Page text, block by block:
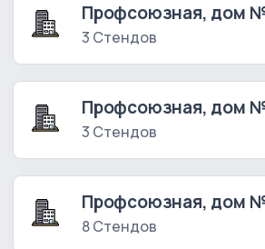
Профсоюзная, дом №
3 Стендов
Профсоюзная, дом №
3 Стендов
Профсоюзная, дом №
8 Стендов